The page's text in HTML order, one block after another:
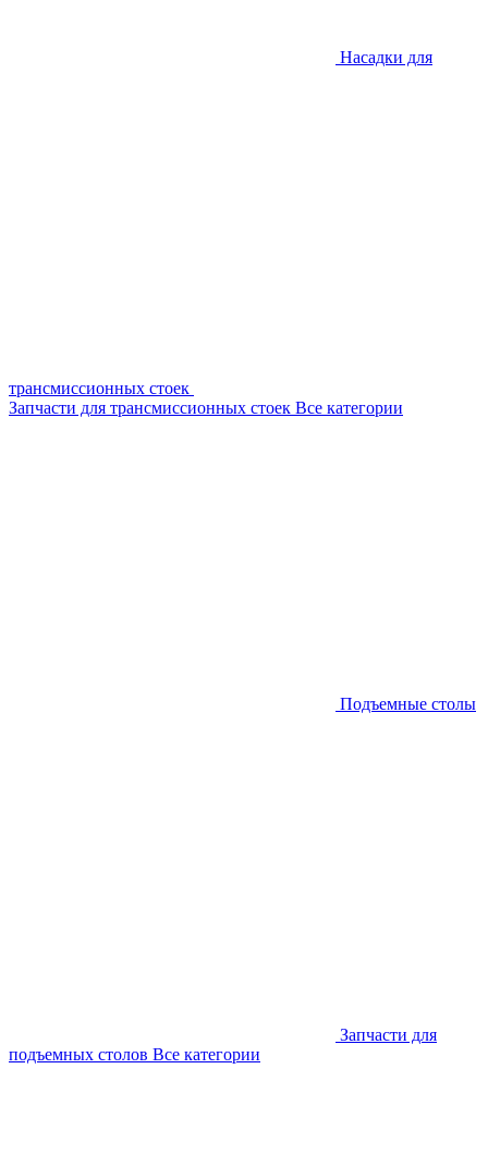
Насадки для
трансмиссионных стоек
Запчасти для трансмиссионных стоек Все категории
Подъемные столы
Запчасти для
подъемных столов Все категории